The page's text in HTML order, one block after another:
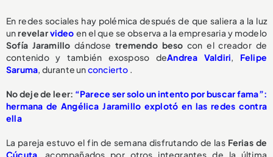
En redes sociales hay polémica después de que saliera a la luz
unrevelarvideo en el que se observa a la empresaria y modelo
Sofía Jaramillo dándosetremendo besocon el creador de
contenido y también exosposo deAndrea Valdiri, Felipe
Saruma, durante unconcierto .
No deje de leer: “Parece ser solo un intento por buscar fama”:
hermana de Angélica Jaramillo explotó en las redes contra
ella
La pareja estuvo el fin de semana disfrutando de las Ferias de
Cúcuta, acompañados por otros integrantes de la última